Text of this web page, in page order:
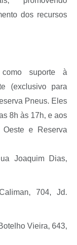
dos recursos
suporte à
(exclusivo para
Pneus. Eles
8h às 17h, e aos
e Reserva
Joaquim Dias,
704, Jd.
Vieira, 643,